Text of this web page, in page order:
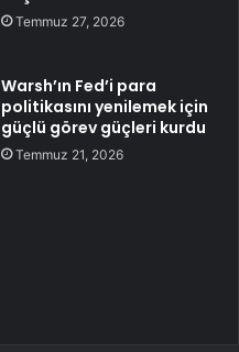
Temmuz 27, 2026
Warsh’ın Fed’i para
politikasını yenilemek için
güçlü görev güçleri kurdu
Temmuz 21, 2026